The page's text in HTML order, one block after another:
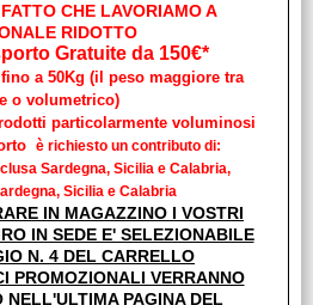
CON RUOTE WEDOR
CHE LAVORIAMO A
RIDOTTO
Gratuite da 150€*
a 50Kg (il peso maggiore tra
o volumetrico)
particolarmente voluminosi
è richiesto un contributo di:
Sardegna, Sicilia e Calabria,
Sicilia e Calabria
IN MAGAZZINO I VOSTRI
IN SEDE E' SELEZIONABILE
N. 4 DEL CARRELLO
PROMOZIONALI VERRANNO
NELL'ULTIMA PAGINA DEL